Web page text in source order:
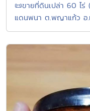
📜ขายที่ดินเปล่า 60 ไร่
แดนพนา ต.พญาแก้ว อ.